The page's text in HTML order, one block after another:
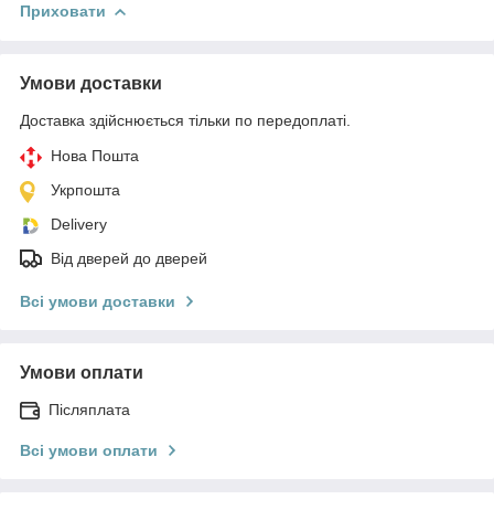
Приховати
Умови доставки
Доставка здійснюється тільки по передоплаті.
Нова Пошта
Укрпошта
Delivery
Від дверей до дверей
Всі умови доставки
Умови оплати
Післяплата
Всі умови оплати